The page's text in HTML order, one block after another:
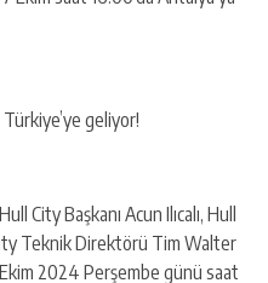
geliyor!
City Başkanı Acun Ilıcalı, Hull
Teknik Direktörü Tim Walter
Ekim 2024 Perşembe günü saat